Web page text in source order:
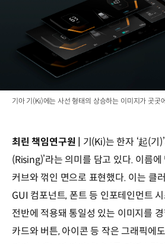
기아 기(Ki)에는 사선 형태의 상승하는 이미지가 곳곳
최린 책임연구원 | 기(Ki)는 한자 ‘起(기
(Rising)’라는 의미를 담고 있다. 이름
커브와 꺾인 면으로 표현했다. 이는 클
GUI 컴포넌트, 폰트 등 인포테인먼트
전반에 적용돼 통일성 있는 이미지를
카드와 버튼, 아이콘 등 작은 그래픽에